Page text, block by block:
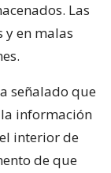
Las
y en malas
señalado que
la información
interior de
de que